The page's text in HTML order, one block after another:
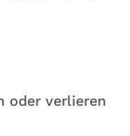
oder verlieren